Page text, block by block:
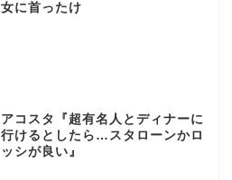
女に首ったけ
アコスタ『超有名人とディナーに
行けるとしたら…スタローンかロ
ッシが良い』